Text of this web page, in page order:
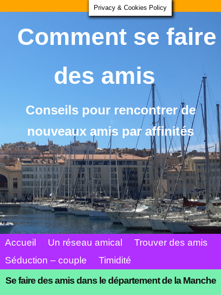
Comment se faire
des amis
Conseils pour rencontrer de
nouveaux amis par affinités
Accueil Un réseau amical
Trouver des amis
Séduction – couple
Timidité
Se faire des amis dans le département de la Manche
Privacy & Cookies Policy